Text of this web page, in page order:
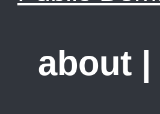
about